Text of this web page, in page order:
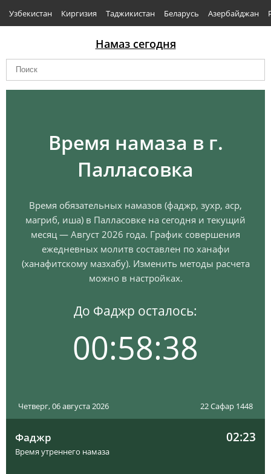
Узбекистан Киргизия Таджикистан Беларусь Азербайджан
Намаз сегодня
Время намаза в г.
Палласовка
Время обязательных намазов (фаджр, зухр, аср,
магриб, иша) в Палласовке на сегодня и текущий
месяц — Август 2026 года. График совершения
ежедневных молитв составлен по ханафи
(ханафитскому мазхабу). Изменить методы расчета
можно в настройках.
До Фаджр осталось:
00:58:37
Четверг, 06 августа 2026 22 Сафар 1448
Фаджр 02:23
Время утреннего намаза